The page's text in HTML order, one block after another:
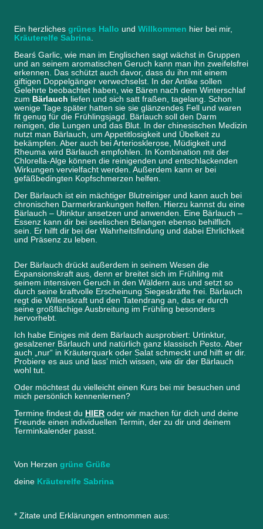
Ein herzliches grünes Hallo und Willkommen hier bei mir,
Kräuterelfe Sabrina.
Bearś Garlic, wie man im Englischen sagt wächst in Gruppen
und an seinem aromatischen Geruch kann man ihn zweifelsfrei
erkennen. Das schützt auch davor, dass du ihn mit einem
giftigen Doppelgänger verwechselst. In der Antike sollen
Gelehrte beobachtet haben, wie Bären nach dem Winterschlaf
zum Bärlauch liefen und sich satt fraßen, tagelang. Schon
wenige Tage später hatten sie sie glänzendes Fell und waren
fit genug für die Frühlingsjagd. Bärlauch soll den Darm
reinigen, die Lungen und das Blut. In der chinesischen Medizin
nutzt man Bärlauch, um Appetitlosigkeit und Übelkeit zu
bekämpfen. Aber auch bei Arteriosklerose, Müdigkeit und
Rheuma wird Bärlauch empfohlen. In Kombination mit der
Chlorella-Alge können die reinigenden und entschlackenden
Wirkungen vervielfacht werden. Außerdem kann er bei
gefäßbedingten Kopfschmerzen helfen.
Der Bärlauch ist ein mächtiger Blutreiniger und kann auch bei
chronischen Darmerkrankungen helfen. Hierzu kannst du eine
Bärlauch – Utinktur ansetzen und anwenden. Eine Bärlauch –
Essenz kann dir bei seelischen Belangen ebenso behilflich
sein. Er hilft dir bei der Wahrheitsfindung und dabei Ehrlichkeit
und Präsenz zu leben.
Der Bärlauch drückt außerdem in seinem Wesen die
Expansionskraft aus, denn er breitet sich im Frühling mit
seinem intensiven Geruch in den Wäldern aus und setzt so
durch seine kraftvolle Erscheinung Siegeskräfte frei. Bärlauch
regt die Willenskraft und den Tatendrang an, das er durch
seine großflächige Ausbreitung im Frühling besonders
hervorhebt.
Ich habe Einiges mit dem Bärlauch ausprobiert: Urtinktur,
gesalzener Bärlauch und natürlich ganz klassisch Pesto. Aber
auch „nur“ in Kräuterquark oder Salat schmeckt und hilft er dir.
Probiere es aus und lass’ mich wissen, wie dir der Bärlauch
wohl tut.
Oder möchtest du vielleicht einen Kurs bei mir besuchen und
mich persönlich kennenlernen?
Termine findest du HIER oder wir machen für dich und deine
Freunde einen individuellen Termin, der zu dir und deinem
Terminkalender passt.
Von Herzen grüne Grüße
deine Kräuterelfe Sabrina
* Zitate und Erklärungen entnommen aus: